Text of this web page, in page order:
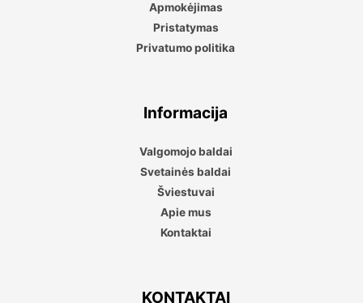
Apmokėjimas
Pristatymas
Privatumo politika
Informacija
Valgomojo baldai
Svetainės baldai
Šviestuvai
Apie mus
Kontaktai
KONTAKTAI